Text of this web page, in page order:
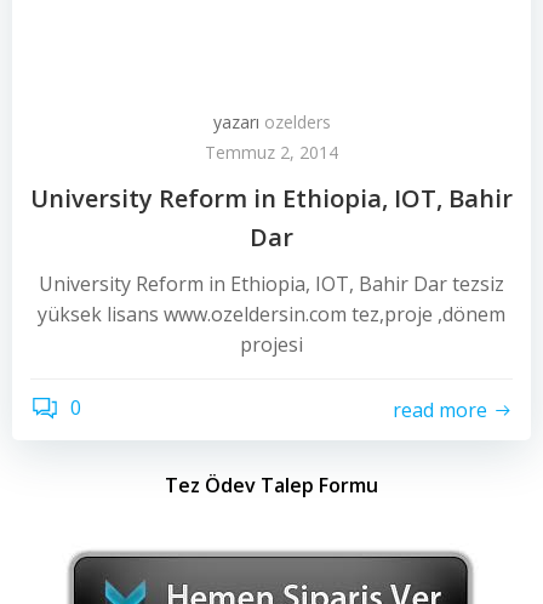
yazarı ozelders
Temmuz 2, 2014
University Reform in Ethiopia, IOT, Bahir
Dar
University Reform in Ethiopia, IOT, Bahir Dar tezsiz
yüksek lisans www.ozeldersin.com tez,proje ,dönem
projesi
0 read more
Tez Ödev Talep Formu